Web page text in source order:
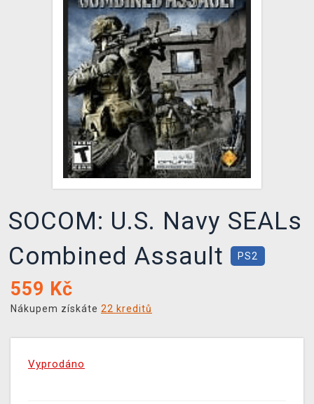
PRODEJNY
DOPRAVA
XZONE KLUB
TCG & BOARDGAME HUB
VÝKUP HER (BAZAR)
SOCOM: U.S. Navy SEALs
Combined Assault
PS2
559 Kč
Nákupem získáte 22 kreditů
Vyprodáno